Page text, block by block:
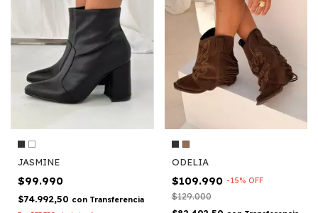
JASMINE
$99.990
$74.992,50 con Transferencia
ODELIA
$109.990 -15% OFF
$129.000